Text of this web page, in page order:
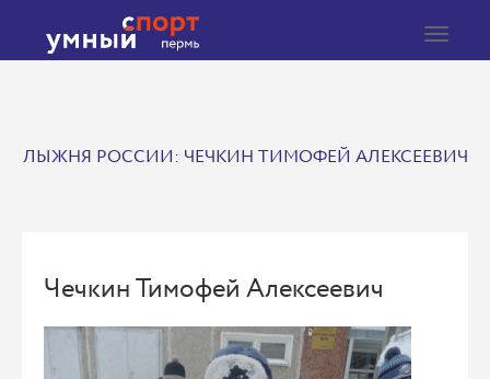
Toggle
ЛЫЖНЯ РОССИИ: ЧЕЧКИН ТИМОФЕЙ АЛЕКСЕЕВИЧ
Чечкин Тимофей Алексеевич